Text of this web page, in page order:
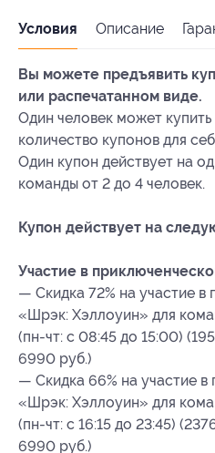
Условия Описание
Вы можете предъявить
или распечатанном виде.
Один человек может
количество купонов для
Один купон действует на
команды от 2 до 4 человек.
Купон действует на
Участие в
— Скидка 72% на участие
«Шрэк: Хэллоуин» для
(пн-чт: с 08:45 до 15:00)
6990 руб.)
— Скидка 66% на участие
«Шрэк: Хэллоуин» для
(пн-чт: с 16:15 до 23:45)
6990 руб.)